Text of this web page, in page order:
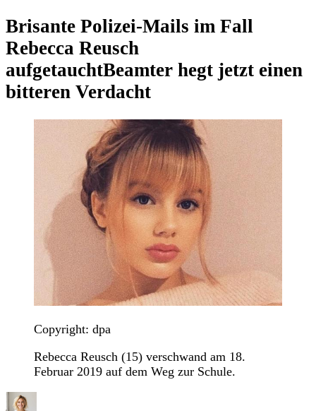
Brisante Polizei-Mails im Fall
Rebecca Reusch
aufgetauchtBeamter hegt jetzt einen
bitteren Verdacht
Copyright: dpa
Rebecca Reusch (15) verschwand am 18.
Februar 2019 auf dem Weg zur Schule.